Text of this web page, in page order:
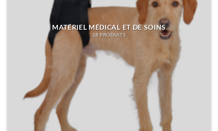
MATÉRIEL MÉDICAL ET DE SOINS
18 PRODUITS